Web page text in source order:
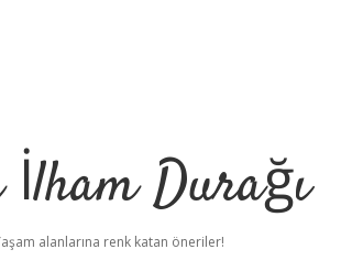
Durağı
alanlarına renk katan öneriler!